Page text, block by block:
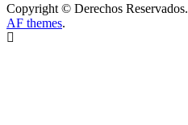
Copyright © Derechos Reservados.
AF themes.